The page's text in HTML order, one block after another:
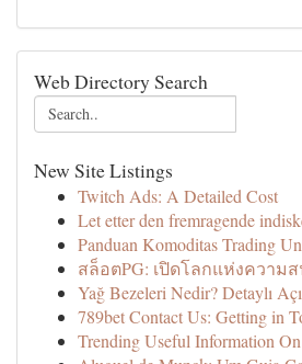
Web Directory Search
New Site Listings
Twitch Ads: A Detailed Cost
Let etter den fremragende
Panduan Komoditas Trading
สล็อตPG: เปิดโลกแห่งความ
Yağ Bezeleri Nedir? Detaylı
789bet Contact Us: Getting in
Trending Useful Information